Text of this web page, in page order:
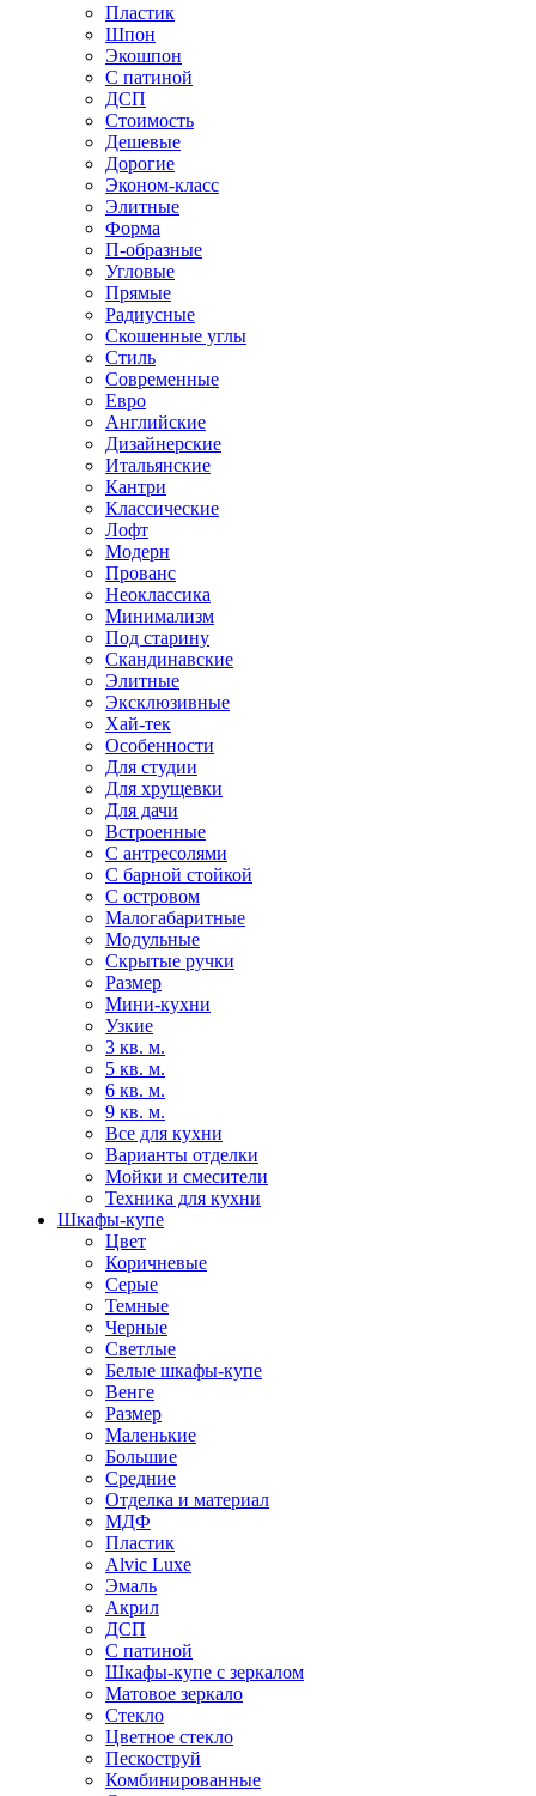
Пластик
Шпон
Экошпон
С патиной
ДСП
Стоимость
Дешевые
Дорогие
Эконом-класс
Элитные
Форма
П-образные
Угловые
Прямые
Радиусные
Скошенные углы
Стиль
Современные
Евро
Английские
Дизайнерские
Итальянские
Кантри
Классические
Лофт
Модерн
Прованс
Неоклассика
Минимализм
Под старину
Скандинавские
Элитные
Эксклюзивные
Хай-тек
Особенности
Для студии
Для хрущевки
Для дачи
Встроенные
С антресолями
С барной стойкой
С островом
Малогабаритные
Модульные
Скрытые ручки
Размер
Мини-кухни
Узкие
3 кв. м.
5 кв. м.
6 кв. м.
9 кв. м.
Все для кухни
Варианты отделки
Мойки и смесители
Техника для кухни
Шкафы-купе
Цвет
Коричневые
Серые
Темные
Черные
Светлые
Белые шкафы-купе
Венге
Размер
Маленькие
Большие
Средние
Отделка и материал
МДФ
Пластик
Alvic Luxe
Эмаль
Акрил
ДСП
С патиной
Шкафы-купе с зеркалом
Матовое зеркало
Стекло
Цветное стекло
Пескоструй
Комбинированные